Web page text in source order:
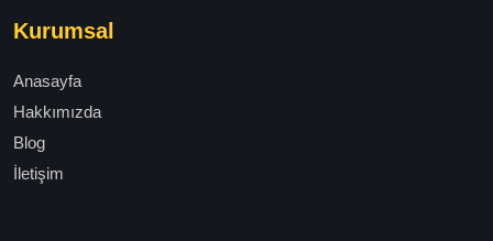
Kurumsal
Anasayfa
Hakkımızda
Blog
İletişim